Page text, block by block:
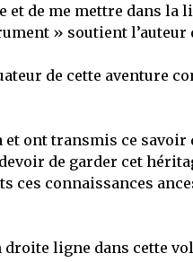
de me mettre dans la
» soutient l’auteur
de cette aventure
et ont transmis ce
de garder cet
ces connaissances
droite ligne dans cette